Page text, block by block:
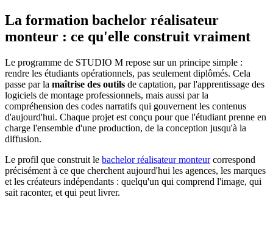
La formation bachelor réalisateur
monteur : ce qu'elle construit vraiment
Le programme de STUDIO M repose sur un principe simple :
rendre les étudiants opérationnels, pas seulement diplômés. Cela
passe par la maîtrise des outils de captation, par l'apprentissage des
logiciels de montage professionnels, mais aussi par la
compréhension des codes narratifs qui gouvernent les contenus
d'aujourd'hui. Chaque projet est conçu pour que l'étudiant prenne en
charge l'ensemble d'une production, de la conception jusqu'à la
diffusion.
Le profil que construit le bachelor réalisateur monteurcorrespond
précisément à ce que cherchent aujourd'hui les agences, les marques
et les créateurs indépendants : quelqu'un qui comprend l'image, qui
sait raconter, et qui peut livrer.